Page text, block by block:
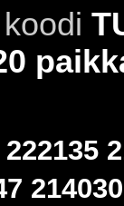
222135
214030